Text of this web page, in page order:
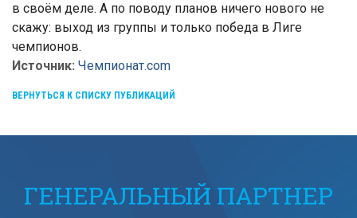
в своём деле. А по поводу планов ничего нового не
скажу: выход из группы и только победа в Лиге
чемпионов.
Источник: Чемпионат.com
ВЕРНУТЬСЯ К СПИСКУ ПУБЛИКАЦИЙ
ГЕНЕРАЛЬНЫЙ ПАРТНЕР